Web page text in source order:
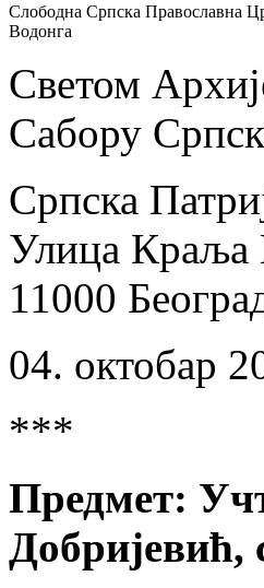
Слободна Српска Православна
Водонга
Светом
Сабору
Српска
Улица Краља
11000
04. октобар
***
Предмет:
Добријевић,